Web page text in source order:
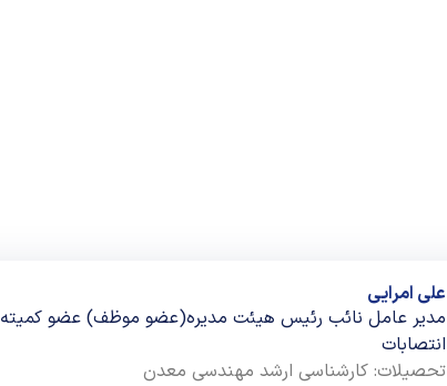
علی امرایی
مدیر عامل نائب رئیس هیئت مدیره(عضو موظف) عضو کمیته
انتصابات
تحصیلات: کارشناسی ارشد مهندسی معدن